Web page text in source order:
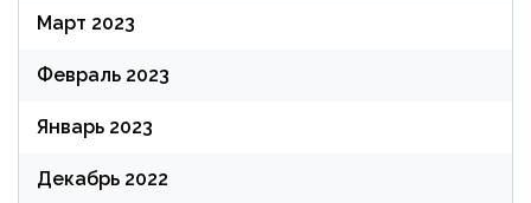
Март 2023
Февраль 2023
Январь 2023
Декабрь 2022